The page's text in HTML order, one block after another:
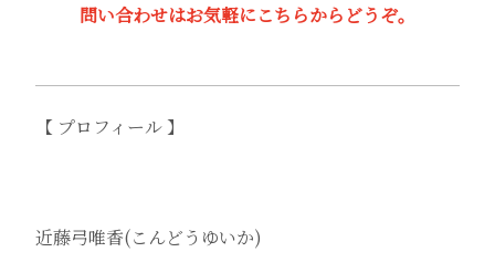
問い合わせはお気軽にこちらからどうぞ。
【 プロフィール 】
近藤弓唯香(こんどうゆいか)